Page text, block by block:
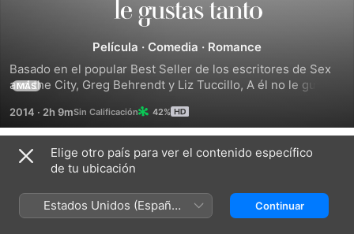
Él
No
Le
Gustas
Tanto
Película · Comedia · Romance
Basado en el popular Best Seller de los escritores de Sex
and the City, Greg Behrendt y Liz Tuccillo, A él no le gustas
20 y 30 años que viven en Baltimore, algunos solteros,
otros casados, y que intentan conocer al sexo opuesto ...
esperando ser la excepción que confirma la regla.
MÁS
2014 · 2h 9m 42%
Tráilers
Elige otro país para ver el contenido específico
de tu ubicación
Estados Unidos (Español
México)
Continuar